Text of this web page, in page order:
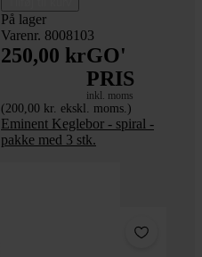
På lager
Varenr. 8008103
250,00 krGO'
PRIS
inkl. moms
(200,00 kr. ekskl. moms.)
Eminent Keglebor - spiral -
pakke med 3 stk.